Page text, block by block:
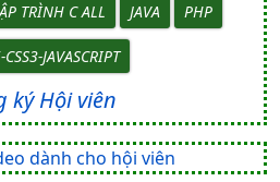
TRÌNH C ALL JAVA PHP
JAVASCRIPT
ký Hội viên
dành cho hội viên